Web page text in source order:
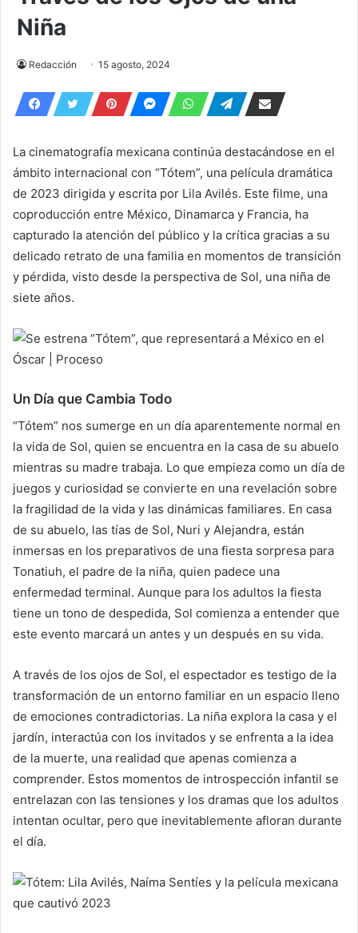
Niña
Redacción 15 agosto, 2024
La cinematografía mexicana continúa destacándose en el
ámbito internacional con “Tótem”, una película dramática
de 2023 dirigida y escrita por Lila Avilés. Este filme, una
coproducción entre México, Dinamarca y Francia, ha
capturado la atención del público y la crítica gracias a su
delicado retrato de una familia en momentos de transición
y pérdida, visto desde la perspectiva de Sol, una niña de
siete años.
Un Día que Cambia Todo
“Tótem” nos sumerge en un día aparentemente normal en
la vida de Sol, quien se encuentra en la casa de su abuelo
mientras su madre trabaja. Lo que empieza como un día de
juegos y curiosidad se convierte en una revelación sobre
la fragilidad de la vida y las dinámicas familiares. En casa
de su abuelo, las tías de Sol, Nuri y Alejandra, están
inmersas en los preparativos de una fiesta sorpresa para
Tonatiuh, el padre de la niña, quien padece una
enfermedad terminal. Aunque para los adultos la fiesta
tiene un tono de despedida, Sol comienza a entender que
este evento marcará un antes y un después en su vida.
A través de los ojos de Sol, el espectador es testigo de la
transformación de un entorno familiar en un espacio lleno
de emociones contradictorias. La niña explora la casa y el
jardín, interactúa con los invitados y se enfrenta a la idea
de la muerte, una realidad que apenas comienza a
comprender. Estos momentos de introspección infantil se
entrelazan con las tensiones y los dramas que los adultos
intentan ocultar, pero que inevitablemente afloran durante
el día.